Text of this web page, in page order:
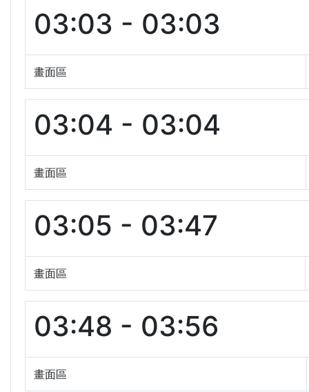
03:03 - 03:03
畫面區
03:04 - 03:04
畫面區
03:05 - 03:47
畫面區
03:48 - 03:56
畫面區